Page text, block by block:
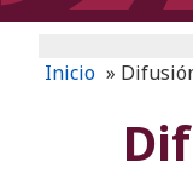
Inicio »